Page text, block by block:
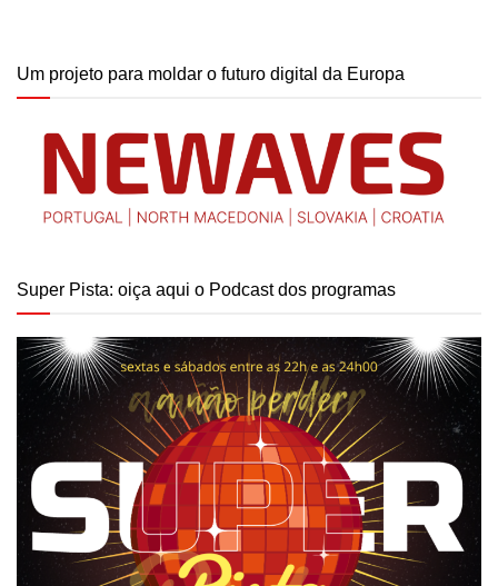
Um projeto para moldar o futuro digital da Europa
Super Pista: oiça aqui o Podcast dos programas